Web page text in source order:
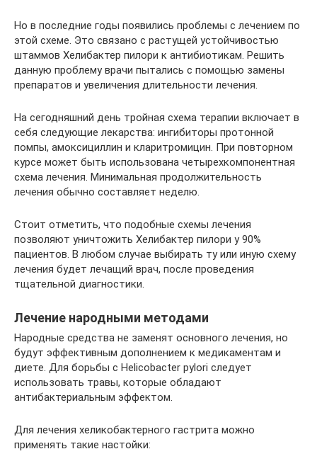
Но в последние годы появились проблемы с лечением по
этой схеме. Это связано с растущей устойчивостью
штаммов Хелибактер пилори к антибиотикам. Решить
данную проблему врачи пытались с помощью замены
препаратов и увеличения длительности лечения.
На сегодняшний день тройная схема терапии включает в
себя следующие лекарства: ингибиторы протонной
помпы, амоксициллин и кларитромицин. При повторном
курсе может быть использована четырехкомпонентная
схема лечения. Минимальная продолжительность
лечения обычно составляет неделю.
Стоит отметить, что подобные схемы лечения
позволяют уничтожить Хелибактер пилори у 90%
пациентов. В любом случае выбирать ту или иную схему
лечения будет лечащий врач, после проведения
тщательной диагностики.
Лечение народными методами
Народные средства не заменят основного лечения, но
будут эффективным дополнением к медикаментам и
диете. Для борьбы с Helicobacter pylori следует
использовать травы, которые обладают
антибактериальным эффектом.
Для лечения хеликобактерного гастрита можно
применять такие настойки: